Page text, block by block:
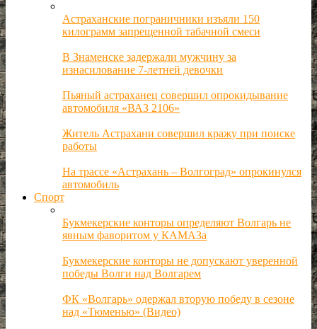
Астраханские пограничники изъяли 150
килограмм запрещенной табачной смеси
В Знаменске задержали мужчину за
изнасилование 7-летней девочки
Пьяный астраханец совершил опрокидывание
автомобиля «ВАЗ 2106»
Житель Астрахани совершил кражу при поиске
работы
На трассе «Астрахань – Волгоград» опрокинулся
автомобиль
Спорт
Букмекерские конторы определяют Волгарь не
явным фаворитом у КАМАЗа
Букмекерские конторы не допускают уверенной
победы Волги над Волгарем
ФК «Волгарь» одержал вторую победу в сезоне
над «Тюменью» (Видео)